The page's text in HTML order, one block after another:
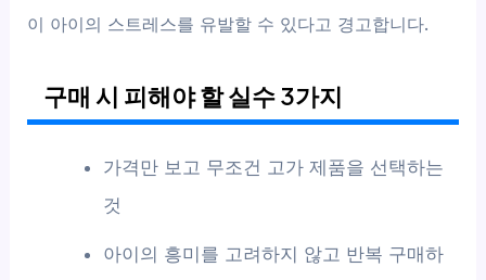
이 아이의 스트레스를 유발할 수 있다고 경고합니다.
구매 시 피해야 할 실수 3가지
가격만 보고 무조건 고가 제품을 선택하는
것
아이의 흥미를 고려하지 않고 반복 구매하